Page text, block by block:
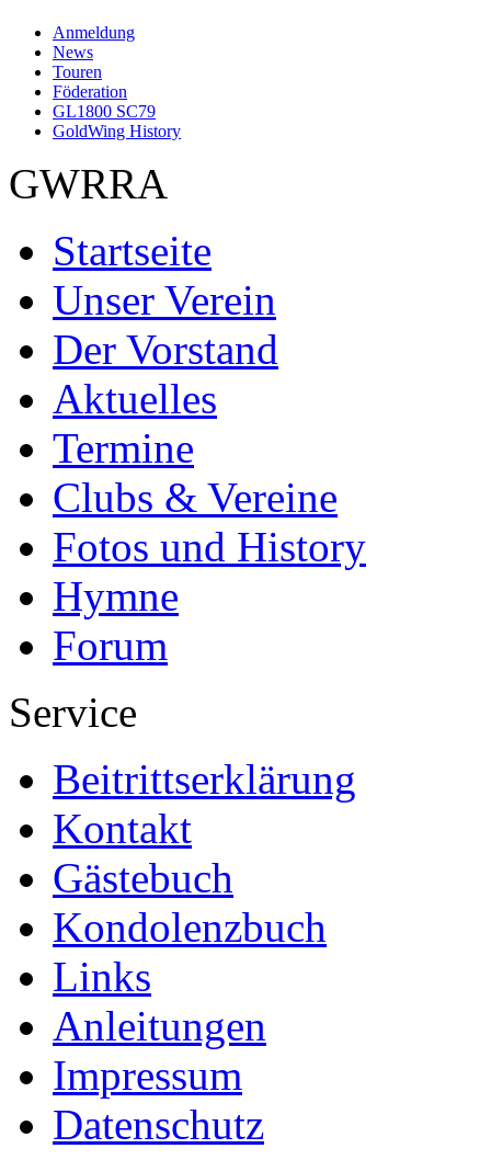
Anmeldung
News
Touren
Föderation
GL1800 SC79
GoldWing History
GWRRA
Startseite
Unser Verein
Der Vorstand
Aktuelles
Termine
Clubs & Vereine
Fotos und History
Hymne
Forum
Service
Beitrittserklärung
Kontakt
Gästebuch
Kondolenzbuch
Links
Anleitungen
Impressum
Datenschutz